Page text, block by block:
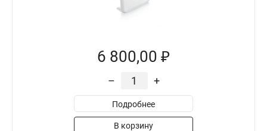
6 800,00 ₽
– +
Подробнее
В корзину